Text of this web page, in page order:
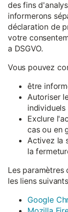
des fins
informerons
déclaration de
votre
a DSGVO.
Vous pouvez
être
Autoriser
individuels
Exclure
cas ou en
Activez la
la
Les paramètres
les liens
Google